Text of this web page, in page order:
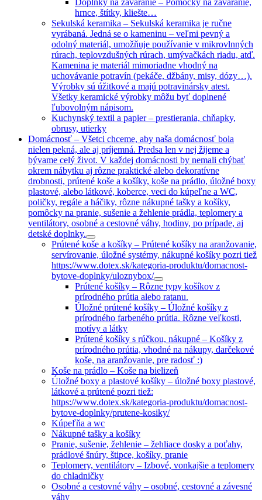
Doplnky na zaváranie – Pomôcky na zaváranie,
hrnce, štítky, kliešte…
Sekulská keramika – Sekulská keramika je ručne
vyrábaná. Jedná se o kameninu – veľmi pevný a
odolný materiál, umožňuje používanie v mikrovlnných
rúrach, teplovzdušných rúrach, umývačkách riadu, atď.
Kamenina je materiál mimoriadne vhodný na
uchovávanie potravín (pekáče, džbány, misy, dózy…).
Výrobky sú úžitkové a majú potravinársky atest.
Všetky keramické výrobky môžu byť doplnené
ľubovolným nápisom.
Kuchynský textil a papier– prestierania, chňapky,
obrusy, utierky
Domácnosť – Všetci chceme, aby naša domácnosť bola
nielen pekná, ale aj príjemná. Predsa len v nej žijeme a
bývame celý život. V každej domácnosti by nemali chýbať
okrem nábytku aj rôzne praktické alebo dekoratívne
drobnosti, prútené koše a košíky, koše na prádlo, úložné boxy
plastové, alebo látkové, koberce, veci do kúpeľne a WC,
poličky, regále a háčiky, rôzne nákupné tašky a košíky,
pomôcky na pranie, sušenie a žehlenie prádla, teplomery a
ventilátory, osobné a cestovné váhy, hodiny, po prípade, aj
detské doplnky.
Prútené koše a košíky – Prútené košíky na aranžovanie,
servírovanie, úložné systémy, nákupné košíky pozri tiež
https://www.dotex.sk/kategoria-produktu/domacnost-
bytove-doplnky/uloznybox/
Prútené košíky – Rôzne typy košíkov z
prírodného prútia alebo ratanu.
Úložné prútené košíky – Úložné košíky z
prírodného farbeného prútia. Rôzne veľkosti,
motívy a látky
Prútené košíky s rúčkou, nákupné – Košíky z
prírodného prútia, vhodné na nákupy, darčekové
koše, na aranžovanie, pre radosť :)
Koše na prádlo – Koše na bielizeň
Úložné boxy a plastové košíky – úložné boxy plastové,
látkové a prútené pozri tiež:
https://www.dotex.sk/kategoria-produktu/domacnost-
bytove-doplnky/prutene-kosiky/
Kúpeľňa a wc
Nákupné tašky a košíky
Pranie, sušenie, žehlenie – žehliace dosky a poťahy,
prádlové šnúry, štipce, košíky, pranie
Teplomery, ventilátory – Izbové, vonkajšie a teplomery
do chladničky
Osobné a cestovné váhy – osobné, cestovné a závesné
váhy